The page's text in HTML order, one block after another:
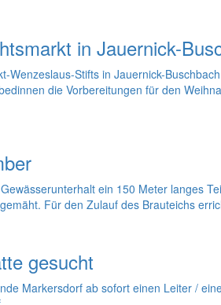
in Jauernick-
Wenzeslaus-Stifts in Jauernick-
die Vorbereitungen für den
ein 150 Meter langes
Für den Zulauf des Brauteichs
gesucht
Markersdorf ab sofort einen Leiter /